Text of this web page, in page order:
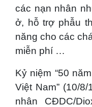
các nạn nhân
ở, hỗ trợ phẫu
năng cho các
miễn phí …
Kỷ niệm “50
Việt Nam” (10/
nhân CĐDC/